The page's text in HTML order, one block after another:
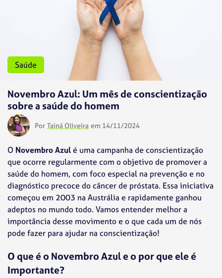
Saúde
Novembro Azul: Um mês de conscientização
sobre a saúde do homem
Por Tainá Oliveira em 14/11/2024
O Novembro Azulé uma campanha de conscientização
que ocorre regularmente com o objetivo de promover a
saúde do homem, com foco especial na prevenção e no
diagnóstico precoce do câncer de próstata. Essa iniciativa
começou em 2003 na Austrália e rapidamente ganhou
adeptos no mundo todo. Vamos entender melhor a
importância desse movimento e o que cada um de nós
pode fazer para ajudar na conscientização!
O que é o Novembro Azul e o por que ele é
Importante?